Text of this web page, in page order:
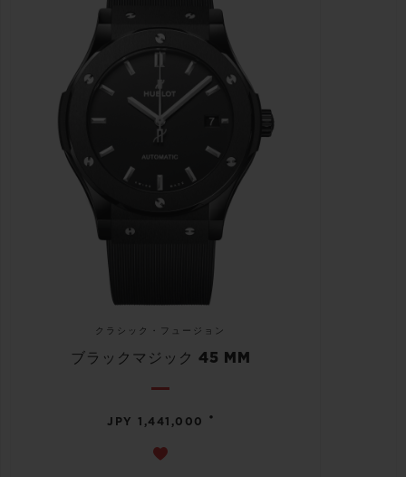
クラシック・フュージョン
ブラックマジック 45 MM
JPY 1,441,000 •